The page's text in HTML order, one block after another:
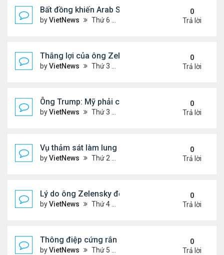
Bất đồng khiến Arab Saudi và UAE từ đồng minh
byVietNews Thứ 6 Tháng 1 02, 2026 5:25 pm
0
Trả lời
Thắng lợi của ông Zelensky khi hội đàm với ông
byVietNews Thứ 3 Tháng 12 30, 2025 4:49 pm
0
Trả lời
Ông Trump: Mỹ phải có được Greenland
byVietNews Thứ 3 Tháng 12 23, 2025 3:11 pm
0
Trả lời
Vụ thảm sát làm lung lay niềm tin với luật kiểm
byVietNews Thứ 2 Tháng 12 15, 2025 4:16 pm
0
Trả lời
Lý do ông Zelensky đổi lập trường về bầu cử tổng
byVietNews Thứ 4 Tháng 12 10, 2025 5:48 pm
0
Trả lời
Thông điệp cứng rắn của ông Putin trong xung
byVietNews Thứ 5 Tháng 12 04, 2025 4:20 pm
0
Trả lời